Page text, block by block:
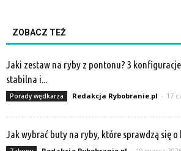
ZOBACZ TEŻ
Jaki zestaw na ryby z pontonu? 3
stabilna i...
Porady wędkarza Redakcja Rybobranie.pl - 17
Jak wybrać buty na ryby, które sprawdzą się o